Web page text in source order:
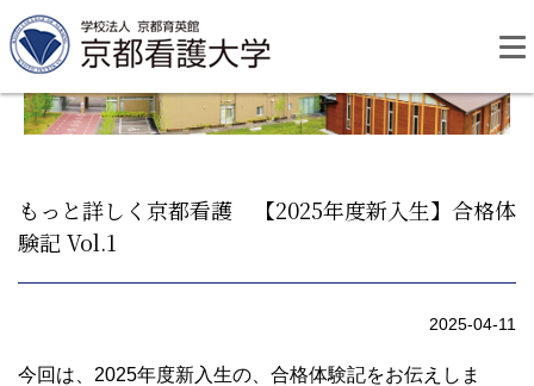
to
もっと詳しく京都看護 【2025年度新入生】合格体
験記 Vol.1
2025-04-11
今回は、2025年度新入生の、合格体験記をお伝えしま